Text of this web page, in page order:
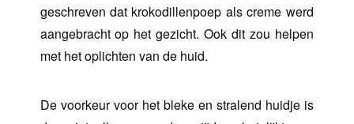
geschreven dat krokodillenpoep als creme werd
aangebracht op het gezicht. Ook dit zou helpen
met het oplichten van de huid.
De voorkeur voor het bleke en stralend huidje is